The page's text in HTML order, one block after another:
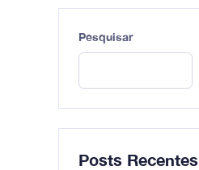
Pesquisar
Posts Recentes